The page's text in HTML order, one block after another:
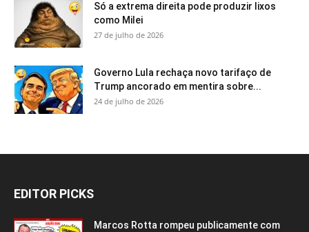
Só a extrema direita pode produzir lixos
como Milei
27 de julho de 2026
Governo Lula rechaça novo tarifaço de
Trump ancorado em mentira sobre...
24 de julho de 2026
EDITOR PICKS
Marcos Rotta rompeu publicamente com